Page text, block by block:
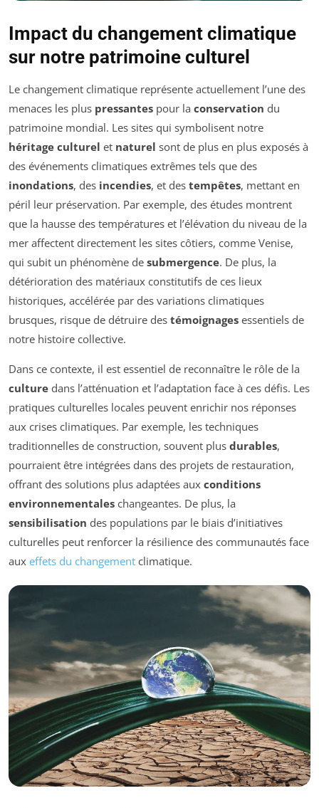
Impact du changement climatique
sur notre patrimoine culturel
Le changement climatique représente actuellement l’une des
menaces les plus pressantes pour la conservation du
patrimoine mondial. Les sites qui symbolisent notre
héritage culturel et naturel sont de plus en plus exposés à
des événements climatiques extrêmes tels que des
inondations, des incendies, et des tempêtes, mettant en
péril leur préservation. Par exemple, des études montrent
que la hausse des températures et l’élévation du niveau de la
mer affectent directement les sites côtiers, comme Venise,
qui subit un phénomène de submergence. De plus, la
détérioration des matériaux constitutifs de ces lieux
historiques, accélérée par des variations climatiques
brusques, risque de détruire des témoignages essentiels de
notre histoire collective.
Dans ce contexte, il est essentiel de reconnaître le rôle de la
culture dans l’atténuation et l’adaptation face à ces défis. Les
pratiques culturelles locales peuvent enrichir nos réponses
aux crises climatiques. Par exemple, les techniques
traditionnelles de construction, souvent plus durables,
pourraient être intégrées dans des projets de restauration,
offrant des solutions plus adaptées aux conditions
environnementales changeantes. De plus, la
sensibilisation des populations par le biais d’initiatives
culturelles peut renforcer la résilience des communautés face
aux effets du changement climatique.